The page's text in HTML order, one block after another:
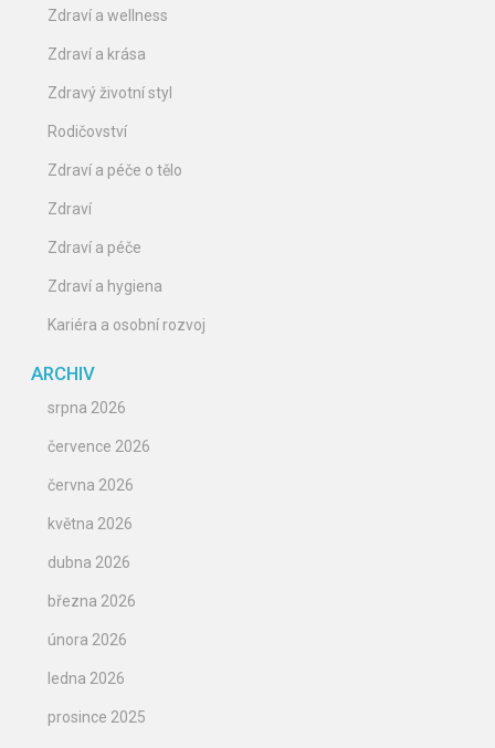
Zdraví a wellness
Zdraví a krása
Zdravý životní styl
Rodičovství
Zdraví a péče o tělo
Zdraví
Zdraví a péče
Zdraví a hygiena
Kariéra a osobní rozvoj
ARCHIV
srpna 2026
července 2026
června 2026
května 2026
dubna 2026
března 2026
února 2026
ledna 2026
prosince 2025